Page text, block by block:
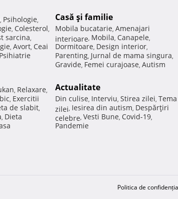
, Psihologie,
, Colesterol,
sarcina,
, Avort, Ceai
Psihiatrie
, Relaxare,
, Exercitii
de slabit,
, Dieta
Casă şi familie
Mobila bucatarie, Amenajari
interioare, Mobila, Canapele,
Dormitoare, Design interior,
Parenting, Jurnal de mama singura,
Gravide, Femei curajoase, Autism
Actualitate
Din culise, Interviu, Stirea zilei, Tema
zilei, Iesirea din autism, Despărţiri
celebre, Vesti Bune, Covid-19,
Pandemie
Politica de